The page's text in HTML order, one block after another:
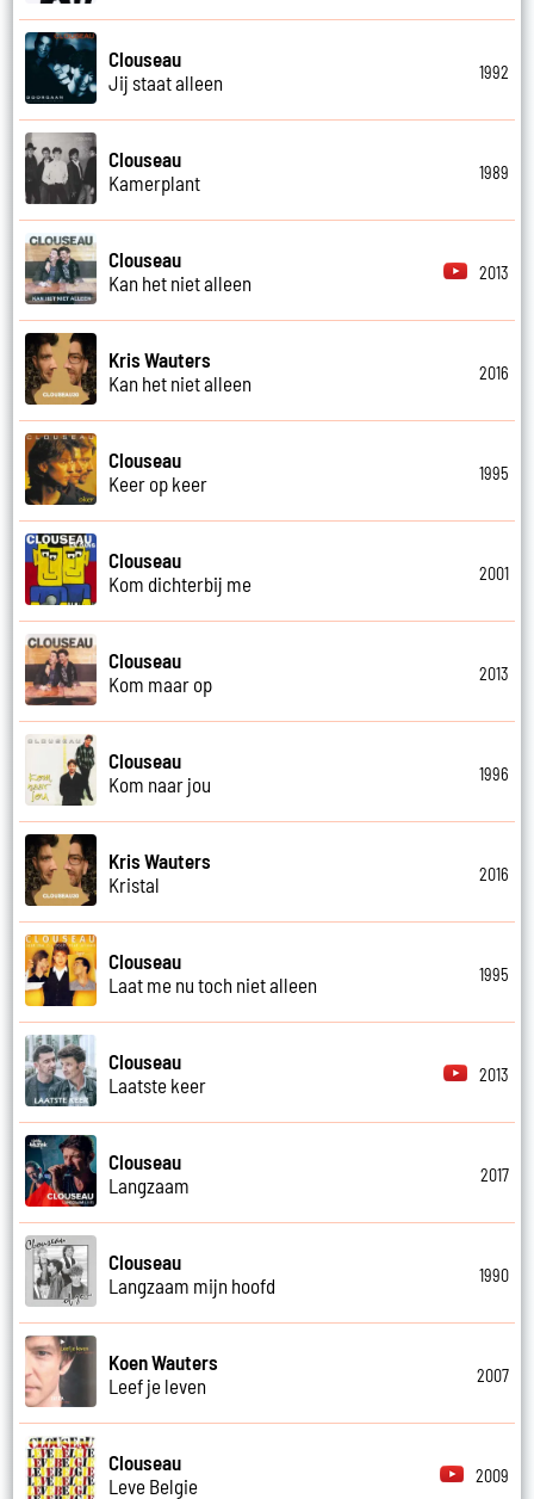
Clouseau
Jij staat alleen
1992
Clouseau
Kamerplant
1989
Clouseau
Kan het niet alleen
2013
Kris Wauters
Kan het niet alleen
2016
Clouseau
Keer op keer
1995
Clouseau
Kom dichterbij me
2001
Clouseau
Kom maar op
2013
Clouseau
Kom naar jou
1996
Kris Wauters
Kristal
2016
Clouseau
Laat me nu toch niet alleen
1995
Clouseau
Laatste keer
2013
Clouseau
Langzaam
2017
Clouseau
Langzaam mijn hoofd
1990
Koen Wauters
Leef je leven
2007
Clouseau
Leve Belgie
2009